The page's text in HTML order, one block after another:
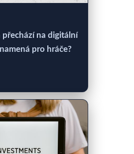
přechází na digitální
pro hráče?